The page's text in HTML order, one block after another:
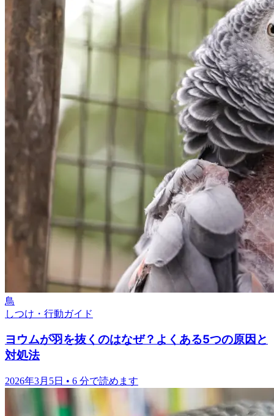
鳥
しつけ・行動ガイド
ヨウムが羽を抜くのはなぜ？よくある5つの原因と
対処法
2026年3月5日 • 6 分で読めます